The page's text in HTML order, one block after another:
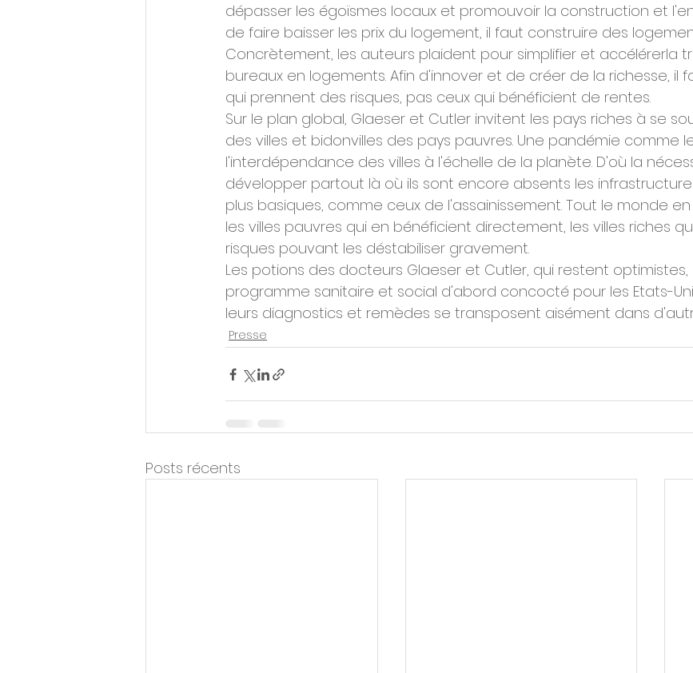
dépasser les égoïsmes locaux et promouvoir la construction et
de faire baisser les prix du logement, il faut construire des
Concrètement, les auteurs plaident pour simplifier et accélérerla
bureaux en logements. Afin d'innover et de créer de la richesse, il
qui prennent des risques, pas ceux qui bénéficient de rentes.
Sur le plan global, Glaeser et Cutler invitent les pays riches à se
des villes et bidonvilles des pays pauvres. Une pandémie comme
l'interdépendance des villes à l'échelle de la planète. D'où la
développer partout là où ils sont encore absents les
plus basiques, comme ceux de l'assainissement. Tout le monde
les villes pauvres qui en bénéficient directement, les villes riches
risques pouvant les déstabiliser gravement.
Les potions des docteurs Glaeser et Cutler, qui restent
programme sanitaire et social d'abord concocté pour les Etats-
leurs diagnostics et remèdes se transposent aisément dans
Presse
Posts récents